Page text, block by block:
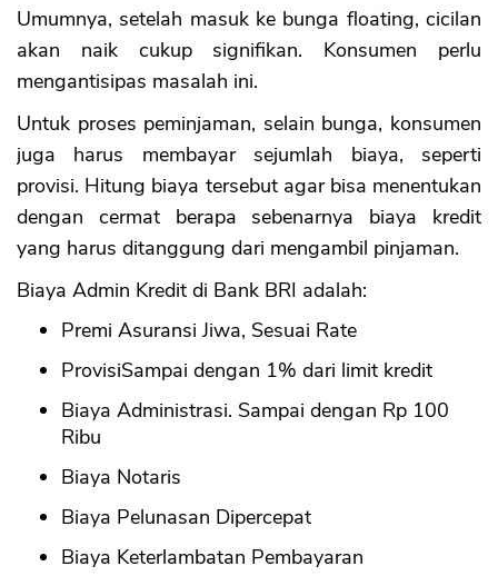
Umumnya, setelah masuk ke bunga floating, cicilan
akan naik cukup signifikan. Konsumen perlu
mengantisipas masalah ini.
Untuk proses peminjaman, selain bunga, konsumen
juga harus membayar sejumlah biaya, seperti
provisi. Hitung biaya tersebut agar bisa menentukan
dengan cermat berapa sebenarnya biaya kredit
yang harus ditanggung dari mengambil pinjaman.
Biaya Admin Kredit di Bank BRI adalah:
Premi Asuransi Jiwa, Sesuai Rate
ProvisiSampai dengan 1% dari limit kredit
Biaya Administrasi. Sampai dengan Rp 100
Ribu
Biaya Notaris
Biaya Pelunasan Dipercepat
Biaya Keterlambatan Pembayaran